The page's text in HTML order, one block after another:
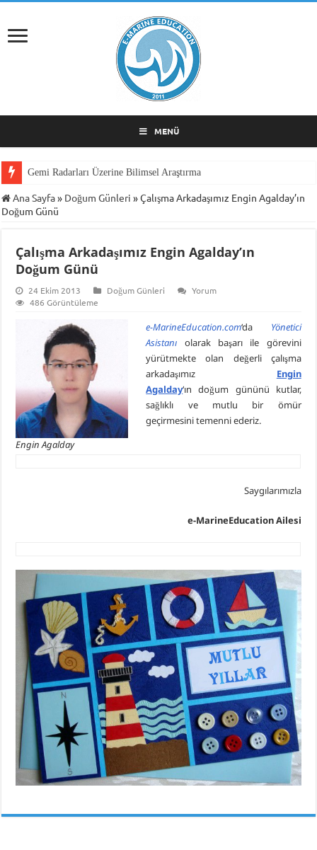
MENÜ
Gemi Radarları Üzerine Bilimsel Araştırma
Ana Sayfa» Doğum Günleri »Çalışma Arkadaşımız Engin Agalday’ın
Doğum Günü
Çalışma Arkadaşımız Engin Agalday’ın
Doğum Günü
24 Ekim 2013 Doğum Günleri
Yorum
486 Görüntüleme
Engin Agalday
e-MarineEducation.com‘da Yönetici
Asistanı olarak başarı ile görevini
yürütmekte olan değerli çalışma
arkadaşımız Engin
Agalday‘ın doğum gününü kutlar,
sağlıklı ve mutlu bir ömür
geçirmesini temenni ederiz.
Saygılarımızla
e-MarineEducation Ailesi